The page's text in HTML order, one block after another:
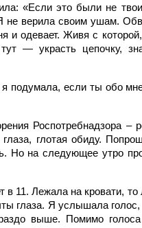
«Если это были не
не верила своим ушам.
и одевает. Живя с
— украсть цепочку,
подумала, если ты обо
Роспотребнадзора
глотая обиду.
Но на следующее утро
11. Лежала на кровати,
глаза. Я услышала голос,
выше. Помимо голоса